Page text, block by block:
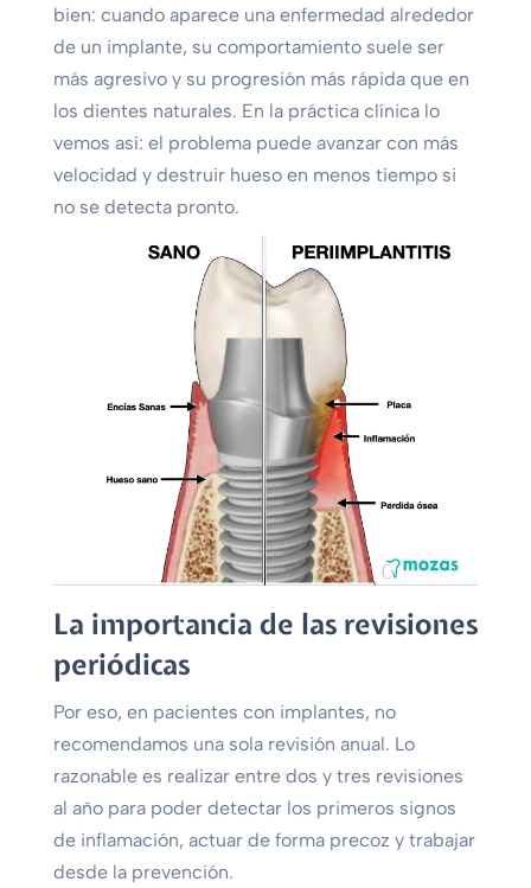
bien: cuando aparece una enfermedad alrededor
de un implante, su comportamiento suele ser
más agresivo y su progresión más rápida que en
los dientes naturales. En la práctica clínica lo
vemos así: el problema puede avanzar con más
velocidad y destruir hueso en menos tiempo si
no se detecta pronto.
La importancia de las revisiones
periódicas
Por eso, en pacientes con implantes, no
recomendamos una sola revisión anual. Lo
razonable es realizar entre dos y tres revisiones
al año para poder detectar los primeros signos
de inflamación, actuar de forma precoz y trabajar
desde la prevención.